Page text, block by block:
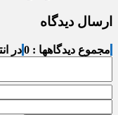
ارسال دیدگاه
مجموع دیدگاهها : 0 در